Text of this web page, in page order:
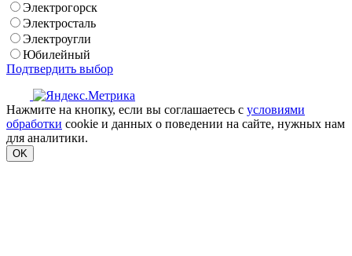
Электрогорск
Электросталь
Электроугли
Юбилейный
Подтвердить выбор
Нажмите на кнопку, если вы соглашаетесь с условиями
обработки cookie и данных о поведении на сайте, нужных нам
для аналитики.
OK